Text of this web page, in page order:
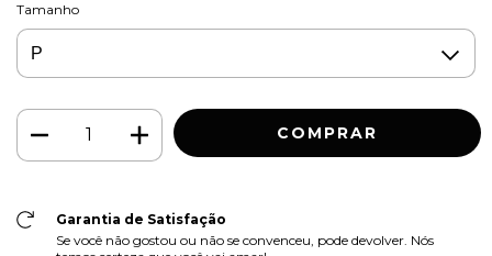
Tamanho
Garantia de Satisfação
Se você não gostou ou não se convenceu, pode devolver. Nós